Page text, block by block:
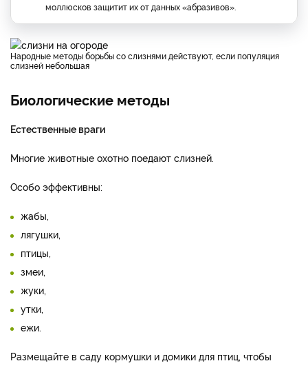
моллюсков защитит их от данных «абразивов».
Народные методы борьбы со слизнями действуют, если популяция
слизней небольшая
Биологические методы
Естественные враги
Многие животные охотно поедают слизней.
Особо эффективны:
жабы,
лягушки,
птицы,
змеи,
жуки,
утки,
ежи.
Размещайте в саду кормушки и домики для птиц, чтобы